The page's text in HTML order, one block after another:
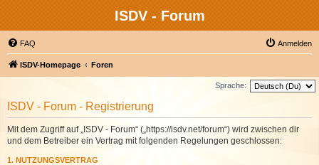
ISDV - Forum
FAQ Anmelden
ISDV-Homepage Foren
Sprache:
ISDV - Forum - Registrierung
Mit dem Zugriff auf „ISDV - Forum“ („https://isdv.net/forum“) wird zwischen dir
und dem Betreiber ein Vertrag mit folgenden Regelungen geschlossen:
1. NUTZUNGSVERTRAG